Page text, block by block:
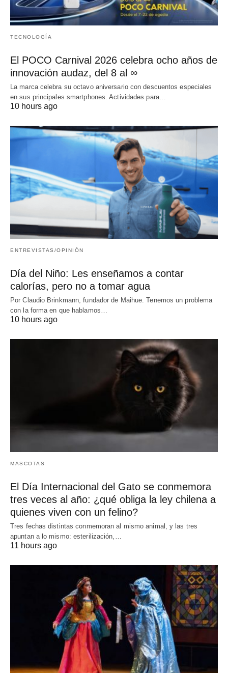
TECNOLOGÍA
El POCO Carnival 2026 celebra ocho años de
innovación audaz, del 8 al ∞
La marca celebra su octavo aniversario con descuentos especiales
en sus principales smartphones. Actividades para…
10 hours ago
ENTREVISTAS/OPINIÓN
Día del Niño: Les enseñamos a contar
calorías, pero no a tomar agua
Por Claudio Brinkmann, fundador de Maihue. Tenemos un problema
con la forma en que hablamos…
10 hours ago
MASCOTAS
El Día Internacional del Gato se conmemora
tres veces al año: ¿qué obliga la ley chilena a
quienes viven con un felino?
Tres fechas distintas conmemoran al mismo animal, y las tres
apuntan a lo mismo: esterilización,…
11 hours ago